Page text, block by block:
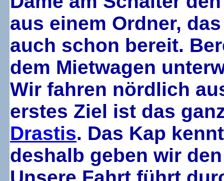
aus einem Ordner,
auch schon bereit.
dem Mietwagen
Wir fahren nördlich
erstes Ziel ist das
Drastis. Das Kap
deshalb geben wir